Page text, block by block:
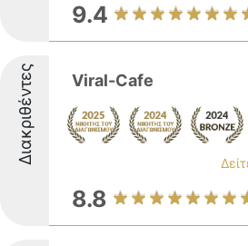
9.4
Διακριθέντες Viral-Cafe
8.8